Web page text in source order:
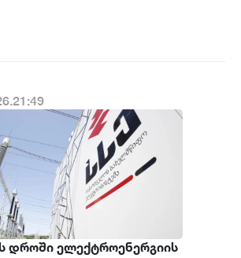
დროში ელექტროენერგიის